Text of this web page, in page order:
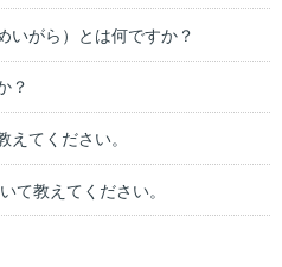
いがら）とは何ですか？
？
えてください。
て教えてください。